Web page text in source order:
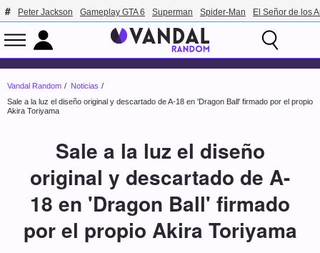
Peter Jackson Gameplay GTA 6 Superman Spider-Man El Señor de los
Vandal Random
Noticias
Sale a la luz el diseño original y descartado de A-18 en 'Dragon Ball' firmado por el propio
Akira Toriyama
Sale a la luz el diseño
original y descartado de A-
18 en 'Dragon Ball' firmado
por el propio Akira Toriyama